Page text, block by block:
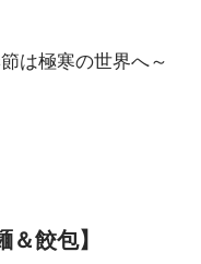
は極寒の世界へ～
＆餃包】